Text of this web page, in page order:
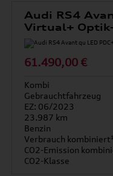
Audi RS4
Virtual+
61.490,00 €
Kombi
Gebrauchtfahrzeug
EZ: 06/2023
23.987 km
Benzin
Verbrauch kombiniert¹
CO2-Emission
CO2-Klasse